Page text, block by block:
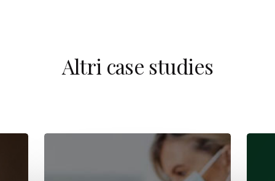
Altri case studies